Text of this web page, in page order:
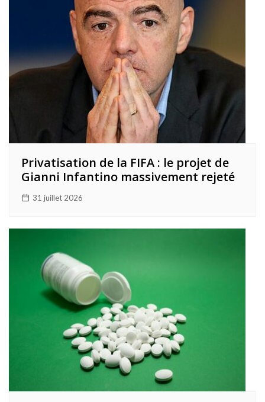
Privatisation de la FIFA : le projet de
Gianni Infantino massivement rejeté
31 juillet 2026